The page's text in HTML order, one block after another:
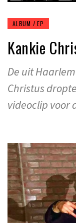
ALBUM / EP
Kankie
De uit
Christus
videoclip voor